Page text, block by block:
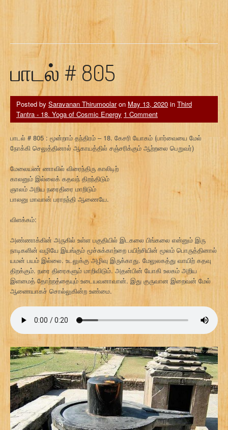
பாடல் # 805
Posted by Saravanan Thirumoolaron May 13, 2020 in Third
Tantra - 18. Yoga of Cosmic Energy 1 Comment
பாடல் # 805 : மூன்றாம் தந்திரம் – 18. கேசரி யோகம் (பார்வையை மேல்
நோக்கி செலுத்தினால் ஆகாயத்தில் சஞ்சரிக்கும் ஆற்றலை பெறுவர்)
மேலையண் ணாவில் விரைந்திரு காலிடிற்
காலனும் இல்லைக் கதவந் திறந்திடும்
ஞாலம் அறிய நரைதிரை மாறிடும்
பாலனு மாவான் பராநந்தி ஆணையே.
விளக்கம்:
அண்ணாக்கின் அருகில் உள்ள பகுதியில் இடகலை பிங்கலை என்னும் இரு
நாடிகளின் வழியே இயங்கும் மூச்சுக்காற்றை பயிற்சியின் மூலம் பொருத்தினால்
யமன் பயம் இல்லை. உடலுக்கு அழிவு இருக்காது. மேலுலகத்து வாயிற் கதவு
திறக்கும். நரை திரைகளும் மாறிவிடும். அதன்பின் யோகி உலகம் அறிய
இளமைத் தோற்றத்தையும் உடையவனாவான். இது குருவான இறைவன் மேல்
ஆணையாகச் சொல்லுகின்ற உண்மை.